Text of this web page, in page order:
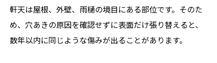
軒天は屋根、外壁、雨樋の境目にある部位です。そのた
め、穴あきの原因を確認せずに表面だけ張り替えると、
数年以内に同じような傷みが出ることがあります。